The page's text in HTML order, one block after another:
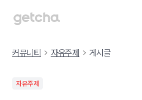
커뮤니티 자유주제 게시글
자유주제